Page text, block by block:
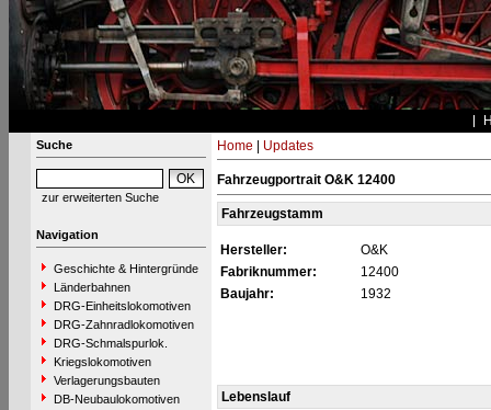
Suche
zur erweiterten Suche
Navigation
Geschichte & Hintergründe
Länderbahnen
DRG-Einheitslokomotiven
DRG-Zahnradlokomotiven
DRG-Schmalspurlok.
Kriegslokomotiven
Verlagerungsbauten
DB-Neubaulokomotiven
Home Updates
Fahrzeugportrait O&K 12400
Fahrzeugstamm
Hersteller:
O&K
Fabriknummer:
12400
Baujahr:
1932
Lebenslauf